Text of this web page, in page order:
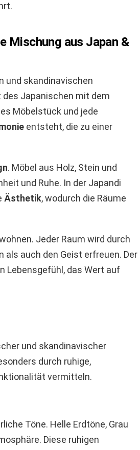
Mischung aus Japan &
und skandinavischen
des Japanischen mit dem
Möbelstück und jede
entsteht, die zu einer
. Möbel aus Holz, Stein und
und Ruhe. In der Japandi
Ästhetik, wodurch die Räume
Jeder Raum wird durch
als auch den Geist erfreuen. Der
Lebensgefühl, das Wert auf
und skandinavischer
durch ruhige,
vermitteln.
Töne. Helle Erdtöne, Grau
Diese ruhigen